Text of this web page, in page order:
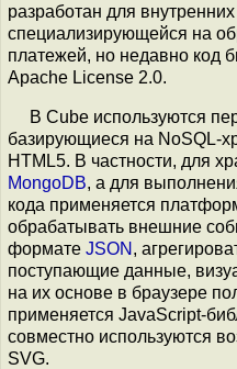
разработан для
специализирующейся на
платежей, но недавно код
Apache License 2.0.
В Cube используются
базирующиеся на NoSQL-
HTML5. В частности, для
MongoDB, а для
кода применяется
обрабатывать внешние
формате JSON ,
поступающие данные,
на их основе в браузере
применяется JavaScript-
совместно используются
SVG.